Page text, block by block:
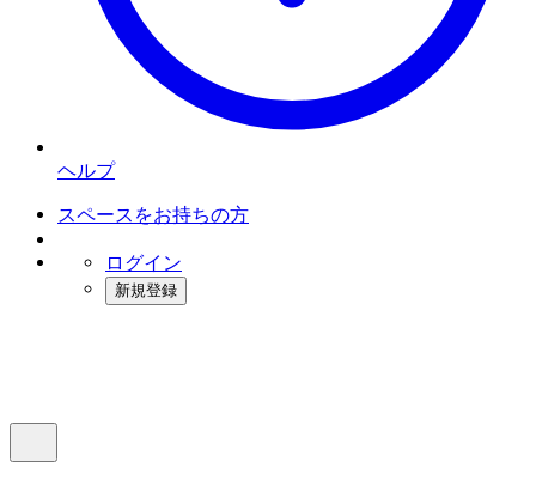
ヘルプ
スペースをお持ちの方
ログイン
新規登録